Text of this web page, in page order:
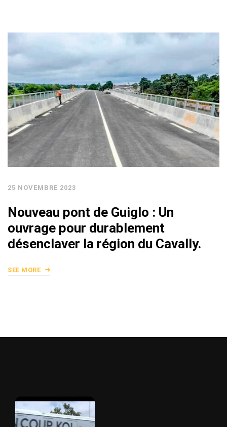
25 NOVEMBRE 2023
Nouveau pont de Guiglo : Un
ouvrage pour durablement
désenclaver la région du Cavally.
SEE MORE